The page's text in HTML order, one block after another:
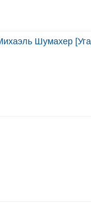
Шумахер